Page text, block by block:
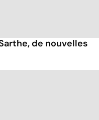
de nouvelles